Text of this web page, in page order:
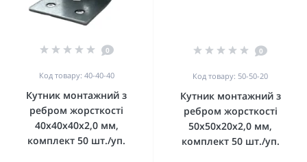
0
Код товару: 40-40-40
Кутник монтажний з
ребром жорсткості
40x40x40x2,0 мм,
комплект 50 шт./уп.
0
Код товару: 50-50-20
Кутник монтажний з
ребром жорсткості
50x50x20x2,0 мм,
комплект 50 шт./уп.